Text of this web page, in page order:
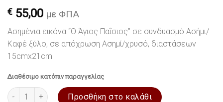
€ 55,00 με ΦΠΑ
Ασημένια εικόνα “Ο Άγιος Παΐσιος” σε συνδυασμό Ασήμι/
Καφέ ξύλο, σε απόχρωση Ασημί/χρυσό, διαστάσεων
15cmx21cm
Διαθέσιμο κατόπιν παραγγελίας
Εικόνα ασημένια Ο Άγιος Παΐσιος 15x21cm ποσότητα
Προσθήκη στο καλάθι